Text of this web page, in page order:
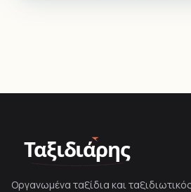
Ταξιδιάρης
Οργανωμένα ταξίδια και